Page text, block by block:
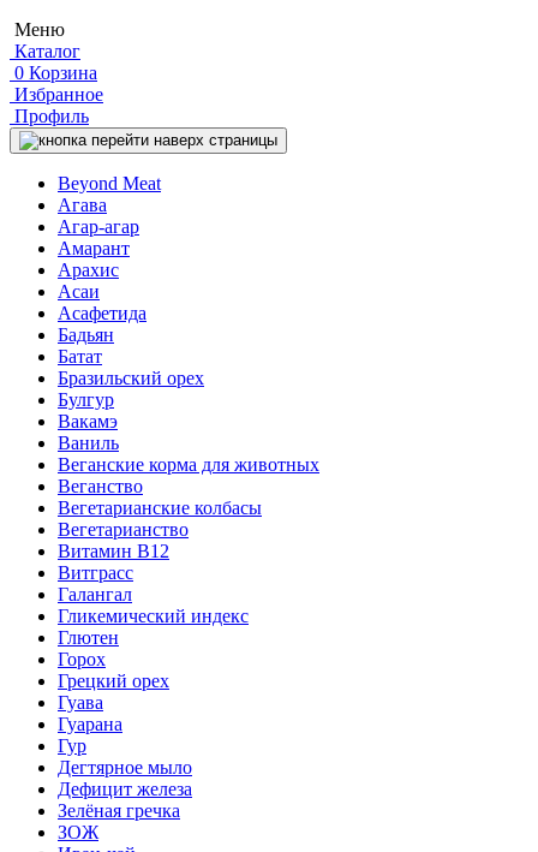
Меню
Каталог
0 Корзина
Избранное
Профиль
Beyond Meat
Агава
Агар-агар
Амарант
Арахис
Асаи
Асафетида
Бадьян
Батат
Бразильский орех
Булгур
Вакамэ
Ваниль
Веганские корма для животных
Веганство
Вегетарианские колбасы
Вегетарианство
Витамин B12
Витграсс
Галангал
Гликемический индекс
Глютен
Горох
Грецкий орех
Гуава
Гуарана
Гур
Дегтярное мыло
Дефицит железа
Зелёная гречка
ЗОЖ